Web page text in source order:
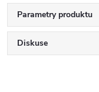
Parametry produktu
Diskuse